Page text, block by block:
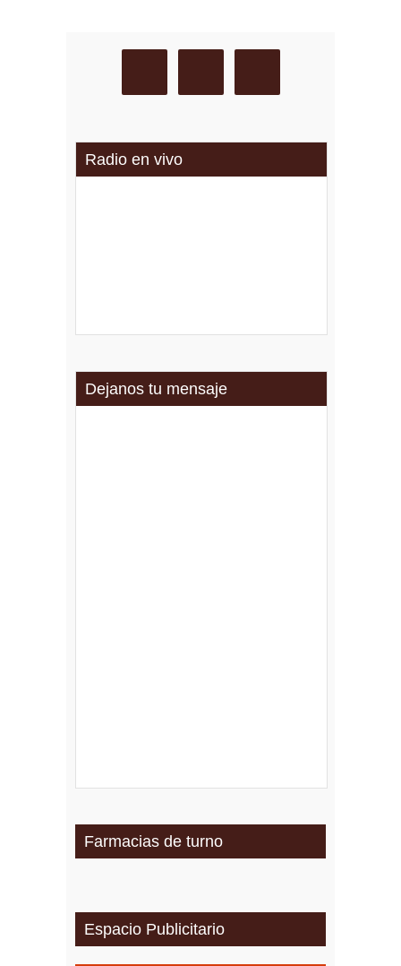
Radio en vivo
Dejanos tu mensaje
Farmacias de turno
Espacio Publicitario